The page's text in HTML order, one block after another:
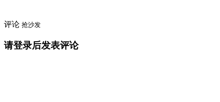
评论 抢沙发
请登录后发表评论